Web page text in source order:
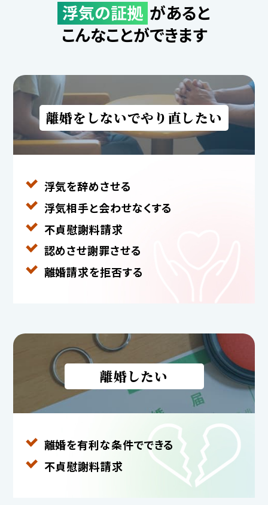
浮気の証拠 があると
こんなことができます
離婚をしないでやり直したい
浮気を辞めさせる
浮気相手と会わせなくする
不貞慰謝料請求
認めさせ謝罪させる
離婚請求を拒否する
離婚したい
離婚を有利な条件でできる
不貞慰謝料請求